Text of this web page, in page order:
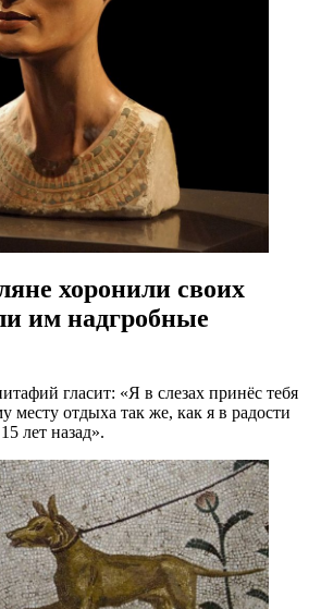
хоронили своих
им надгробные
гласит: «Я в слезах принёс тебя
месту отдыха так же, как я в радости
лет назад».